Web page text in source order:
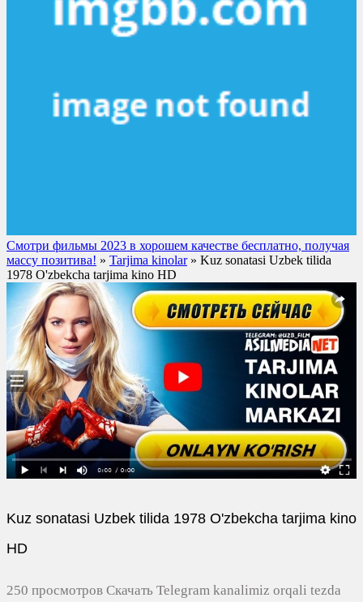
Смотри фильмы 2023 в хорошем качестве бесплатно, получая
массу позитива! » Tarjima kinolar» Kuz sonatasi Uzbek tilida
1978 O'zbekcha tarjima kino HD
Kuz sonatasi Uzbek tilida 1978 O'zbekcha tarjima kino
HD
250 просмотров Скачать Telegram kanalimiz orqali tezda